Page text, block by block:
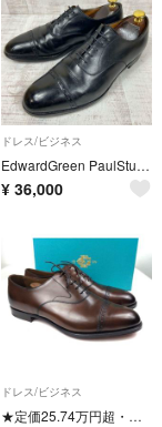
ドレス/ビジネス
EdwardGreen PaulStuart 202 ビジネスシューズ 革靴
¥ 36,000
ドレス/ビジネス
★定価25.74万円超・金枠ロゴ・新品未使用★ エドワードグリーン バークレー BERKELEY 202ラスト ダークオーク サイ